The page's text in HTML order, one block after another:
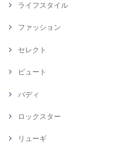
ライフスタイル
ファッション
セレクト
ビュート
バディ
ロックスター
リューギ